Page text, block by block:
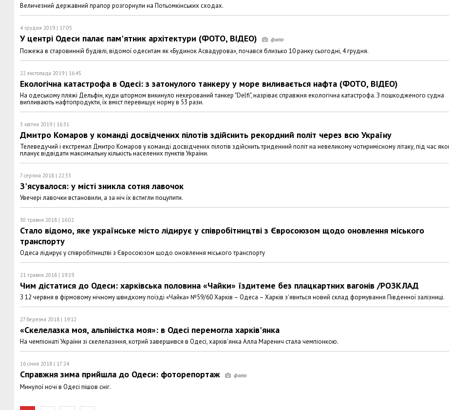
Величезний державний прапор розгорнули на Потьомкінських сходах.
4 грудня 2019 | 17:05
У центрі Одеси палає пам'ятник архітектури (ФОТО, ВІДЕО)
Пожежа в старовинній будівлі, відомої одеситам як «Будинок Асвадурова», почався близько 10 ранку сьогодні, 4 грудня.
22 листопада 2019 | 16:45
Екологічна катастрофа в Одесі: з затонулого танкеру у море виливається нафта (ФОТО, ВІДЕО)
На одеському пляжі Дельфін, куди штормом викинуло некерований танкер "Delfi", назріває справжня екологічна катастрофа. З пошкодженого судна
випливають нафтопродукти, їх вміст перевищує норму в 53 рази.
3 квітня 2019 | 16:31
Дмитро Комаров у команді досвідчених пілотів здійснить рекордний політ через всю Україну
Телеведучий і екстремал Дмитро Комаров у команді досвідчених пілотів здійснить триденний політ на невеликому чотиримісному літаку, під час
планує відвідати максимальну кількість населених пунктів України.
7 серпня 2018 | 22:33
З'ясувалося: у місті зникла сотня лавочок
Увечері лавочки встановили, а за ніч їх встигли поцупити.
30 травня 2018 | 16:02
Стало відомо, яке українське місто лідирує у співробітництві з Євросоюзом щодо оновлення міського
транспорту
Одеса лідирує у співробітництві з Євросоюзом щодо оновлення міського транспорту
21 травня 2018 | 19:19
Чим дістатися до Одеси: харківська половина «Чайки» їздитеме без плацкартних вагонів /РОЗКЛАД
З 12 червня в фірмовому нічному швидкому поїзді «Чайка» №59/60 Харків – Одеса – Харків з'явиться новий склад формування Південної залізниці.
27 березня 2018 | 19:12
«Скелелазка моя, альпіністка моя»: в Одесі перемогла харків'янка
На чемпіонаті України зі скелелазіння, котрий завершився в Одесі, харків'янка Алла Маренич стала чемпіонкою.
16 січня 2018 | 17:24
Справжня зима прийшла до Одеси: фоторепортаж
Минулої ночі в Одесі пішов сніг.